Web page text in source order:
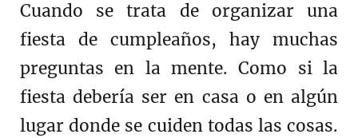
Cuando se trata de organizar una
fiesta de cumpleaños, hay muchas
preguntas en la mente. Como si la
fiesta debería ser en casa o en algún
lugar donde se cuiden todas las cosas.